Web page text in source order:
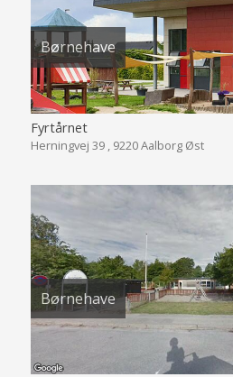
Børnehave
Fyrtårnet
Herningvej 39 , 9220 Aalborg Øst
Børnehave